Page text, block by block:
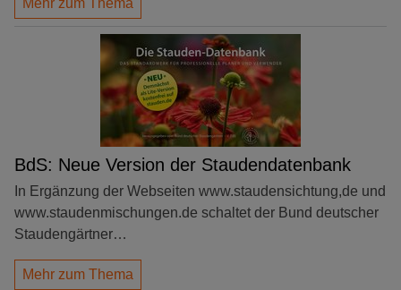
Mehr zum Thema
BdS: Neue Version der Staudendatenbank
In Ergänzung der Webseiten www.staudensichtung,de und
www.staudenmischungen.de schaltet der Bund deutscher
Staudengärtner…
Mehr zum Thema